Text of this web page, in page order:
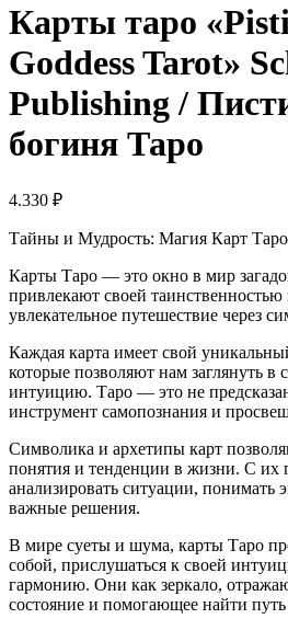
Карты таро
Goddess Tarot»
Publishing /
богиня Таро
4.330 ₽
Тайны и Мудрость: Магия Карт Таро
Карты Таро — это окно в мир
привлекают своей
увлекательное путешествие через
Каждая карта имеет свой
которые позволяют нам заглянуть
интуицию. Таро — это не
инструмент самопознания и
Символика и архетипы карт
понятия и тенденции в жизни. С
анализировать ситуации, понимать
важные решения.
В мире суеты и шума, карты Таро
собой, прислушаться к своей
гармонию. Они как зеркало,
состояние и помогающее найти